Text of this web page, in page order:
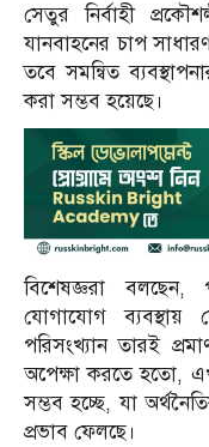
সেতুর নির্বাহী
যানবাহনের চাপ
তবে সমন্বিত
করা সম্ভব হয়েছে।
বিশেষজ্ঞরা বলছেন,
যোগাযোগ ব্যবস্থায়
পরিসংখ্যান তারই
অপেক্ষা করতে হতো,
সম্ভব হচ্ছে, যা
প্রভাব ফেলছে।